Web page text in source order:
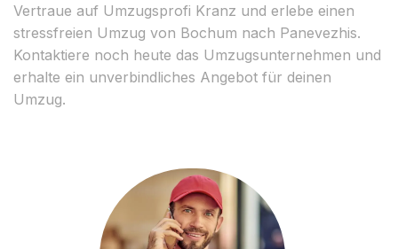
Vertraue auf Umzugsprofi Kranz und erlebe einen
stressfreien Umzug von Bochum nach Panevezhis.
Kontaktiere noch heute das Umzugsunternehmen und
erhalte ein unverbindliches Angebot für deinen
Umzug.